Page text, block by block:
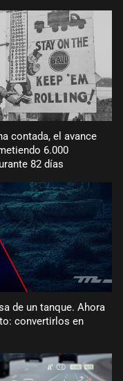
contada, el avance
6.000
82 días
de un tanque. Ahora
convertirlos en